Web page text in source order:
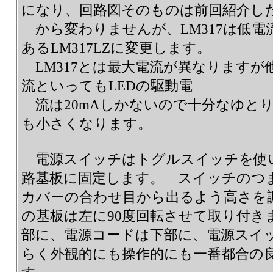
になり、回路図そのものは前回紹介し
から変わりませんが、LM317は低電
あるLM317LZに変更します。
LM317とは最大電流が異なりますが
流といってもLEDの駆動電
流は20mAしかないので十分なゆと
も小さくなります。
電源スイッチはトグルスイッチを使
路基板に固定します。 スイッチのつ
カバーの合わせ目から出るよう高さ
の基板は左に90度回転させて取り付き
部に、電源コードは下部に、電源スイ
らく外観的にも操作的にも一番都合の